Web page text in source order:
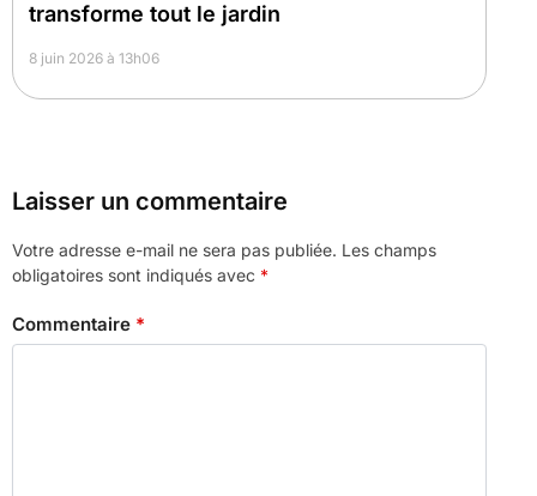
transforme tout le jardin
8 juin 2026 à 13h06
Laisser un commentaire
Votre adresse e-mail ne sera pas publiée. Les champs
obligatoires sont indiqués avec *
Commentaire *